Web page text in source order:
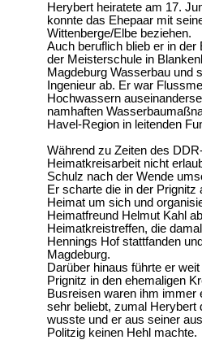
Herybert heiratete am 17.
konnte das Ehepaar mit
Wittenberge/Elbe beziehen.
Auch beruflich blieb er in
der Meisterschule in
Magdeburg Wasserbau und
Ingenieur ab. Er war
Hochwassern
namhaften
Havel-Region in leitenden
Während zu Zeiten des
Heimatkreisarbeit nicht
Schulz nach der Wende
Er scharte die in der
Heimat um sich und
Heimatfreund Helmut Kahl
Heimatkreistreffen, die
Hennings Hof stattfanden
Magdeburg.
Darüber hinaus führte er
Prignitz in den ehemaligen
Busreisen waren ihm immer
sehr beliebt, zumal
wusste und er aus seiner
Politzig keinen Hehl machte.